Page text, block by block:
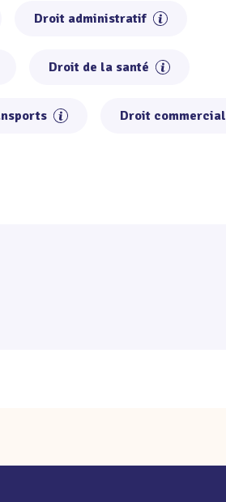
Droit administratif
Droit de la santé
Droit commercial